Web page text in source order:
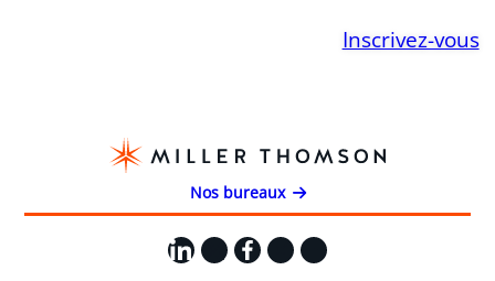
Inscrivez-vous
Nos bureaux
LinkedIn
X Facebook
Instagram
YouTube